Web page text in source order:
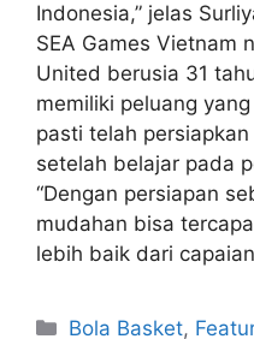
Indonesia,” jelas
SEA Games Vietnam
United berusia 31
memiliki peluang
pasti telah
setelah belajar pada
“Dengan persiapan
mudahan bisa
lebih baik dari
Bola Basket,